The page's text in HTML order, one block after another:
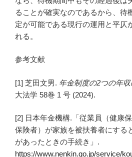
ることが確実なのであるから、待
定が可能である現行の運用と平仄
れる。
参考文献
[1] 芝田文男. 年金制度の2つの年
大法学 58巻 1 号 (2024).
[2] 日本年金機構.「従業員（健康
保険者）が家族を被扶養者にする
があったときの手続き」.
https://www.nenkin.go.jp/service/